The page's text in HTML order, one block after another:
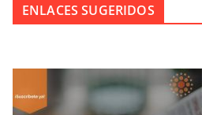
ENLACES SUGERIDOS